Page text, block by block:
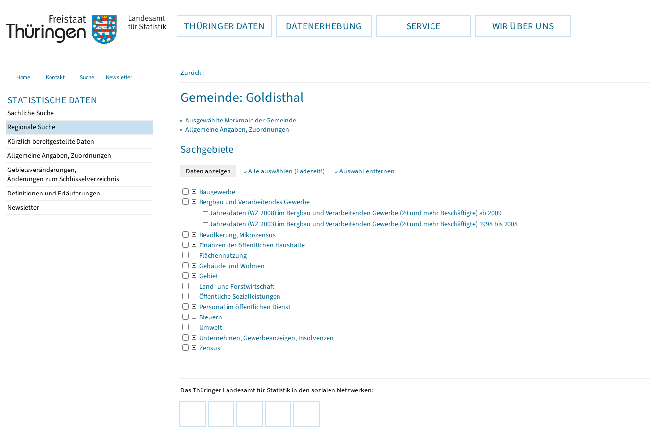
THÜRINGER DATEN DATENERHEBUNG SERVICE WIR ÜBER UNS
Home Kontakt Suche Newsletter
STATISTISCHE DATEN
Sachliche Suche
Regionale Suche
Kürzlich bereitgestellte Daten
Allgemeine Angaben, Zuordnungen
Gebietsveränderungen,
Änderungen zum Schlüsselverzeichnis
Definitionen und Erläuterungen
Newsletter
Zurück |
Gemeinde: Goldisthal
▸ Ausgewählte Merkmale der Gemeinde
▸ Allgemeine Angaben, Zuordnungen
Sachgebiete
» Alle auswählen (Ladezeit!) » Auswahl entfernen
Baugewerbe
Bergbau und Verarbeitendes Gewerbe
Jahresdaten (WZ 2008) im Bergbau und Verarbeitenden Gewerbe (20 und mehr Beschäftigte) ab 2009
Jahresdaten (WZ 2003) im Bergbau und Verarbeitenden Gewerbe (20 und mehr Beschäftigte) 1998 bis 2008
Bevölkerung, Mikrozensus
Finanzen der öffentlichen Haushalte
Flächennutzung
Gebäude und Wohnen
Gebiet
Land- und Forstwirtschaft
Öffentliche Sozialleistungen
Personal im öffentlichen Dienst
Steuern
Umwelt
Unternehmen, Gewerbeanzeigen, Insolvenzen
Zensus
Das Thüringer Landesamt für Statistik in den sozialen Netzwerken: